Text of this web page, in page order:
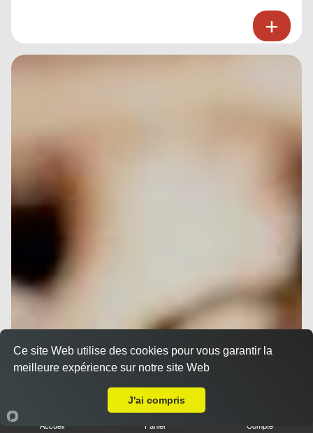
Accueil Panier Compte
Ce site Web utilise des cookies pour vous garantir la
meilleure expérience sur notre site Web
J'ai compris